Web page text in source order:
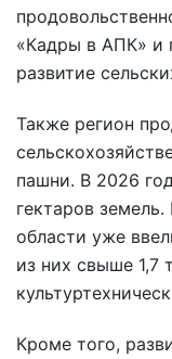
«Кадры в АПК» и
развитие
Также регион
пашни. В 2026
гектаров
области уже
из них свыше 1,7
Кроме того,